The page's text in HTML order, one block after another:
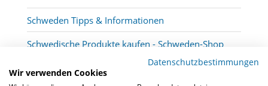
Schweden Tipps & Informationen
Schwedische Produkte kaufen - Schweden-Shop
Datenschutzbestimmungen
Wir verwenden Cookies